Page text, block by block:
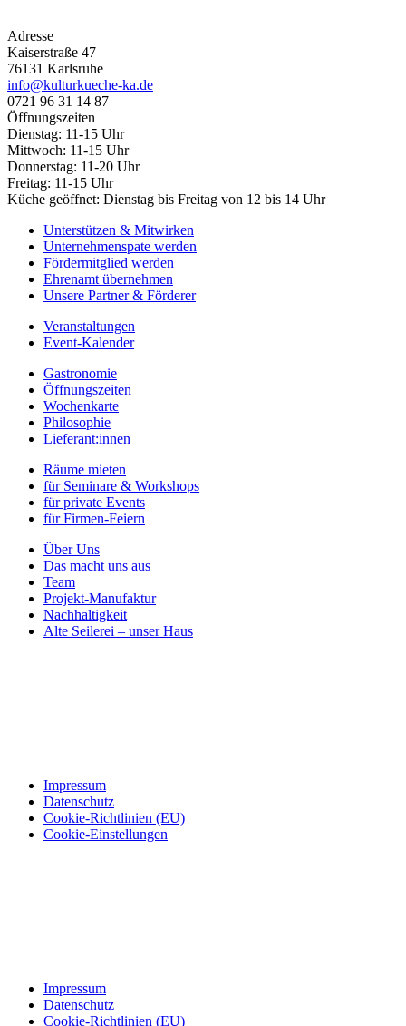
Adresse
Kaiserstraße 47
76131 Karlsruhe
info@kulturkueche-ka.de
0721 96 31 14 87
Öffnungszeiten
Dienstag: 11-15 Uhr
Mittwoch: 11-15 Uhr
Donnerstag: 11-20 Uhr
Freitag: 11-15 Uhr
Küche geöffnet: Dienstag bis Freitag von 12 bis 14 Uhr
Unterstützen & Mitwirken
Unternehmenspate werden
Fördermitglied werden
Ehrenamt übernehmen
Unsere Partner & Förderer
Veranstaltungen
Event-Kalender
Gastronomie
Öffnungszeiten
Wochenkarte
Philosophie
Lieferant:innen
Räume mieten
für Seminare & Workshops
für private Events
für Firmen-Feiern
Über Uns
Das macht uns aus
Team
Projekt-Manufaktur
Nachhaltigkeit
Alte Seilerei – unser Haus
Impressum
Datenschutz
Cookie-Richtlinien (EU)
Cookie-Einstellungen
Impressum
Datenschutz
Cookie-Richtlinien (EU)